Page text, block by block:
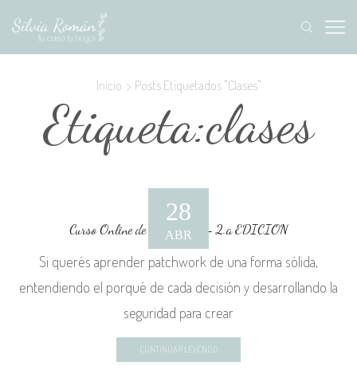
Inicio Posts Etiquetados "clases"
Etiqueta:clases
28
ABR
Curso Online de Patchwork – 2.a EDICION
Si querés aprender patchwork de una forma sólida,
entendiendo el porqué de cada decisión y desarrollando la
seguridad para crear
CONTINUAR LEYENDO